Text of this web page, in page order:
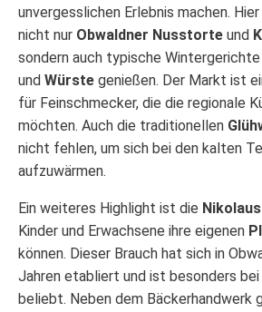
unvergesslichen Erlebnis machen.
nicht nur Obwaldner Nusstorte und
sondern auch typische
und Würste genießen. Der Markt ist
für Feinschmecker, die die regionale
möchten. Auch die traditionellen
nicht fehlen, um sich bei den kalten
aufzuwärmen.
Ein weiteres Highlight ist die
Kinder und Erwachsene ihre eigenen
können. Dieser Brauch hat sich in
Jahren etabliert und ist besonders bei
beliebt. Neben dem Bäckerhandwerk